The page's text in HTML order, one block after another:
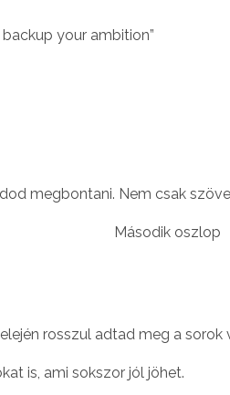
your ambition”
megbontani. Nem csak
Második oszlop
rosszul adtad meg a
is, ami sokszor jól jöhet.